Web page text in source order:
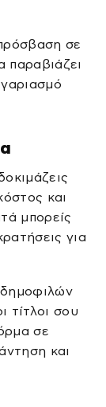
σε
παραβιάζει
και
μπορείς
για
τίτλοι σου
σε
και